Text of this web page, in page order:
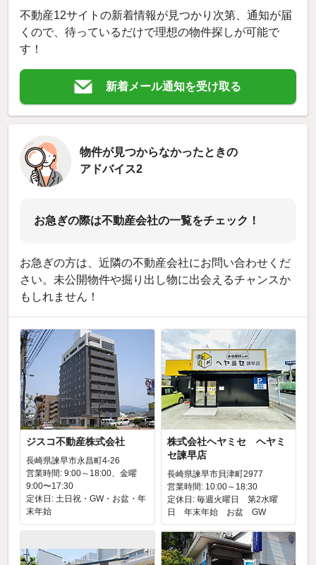
不動産12サイトの新着情報が見つかり次第、通知が届
くので、待っているだけで理想の物件探しが可能で
す！
新着メール通知を受け取る
物件が見つからなかったときの
アドバイス2
お急ぎの際は不動産会社の一覧をチェック！
お急ぎの方は、近隣の不動産会社にお問い合わせくだ
さい。未公開物件や掘り出し物に出会えるチャンスか
もしれません！
ジスコ不動産株式会社
長崎県諫早市永昌町4-26
営業時間: 9:00～18:00、金曜
9:00〜17:30
定休日: 土日祝・GW・お盆・年
末年始
株式会社ヘヤミセ ヘヤミ
セ諫早店
長崎県諫早市貝津町2977
営業時間: 10:00～18:30
定休日: 毎週火曜日 第2水曜
日 年末年始 お盆 GW